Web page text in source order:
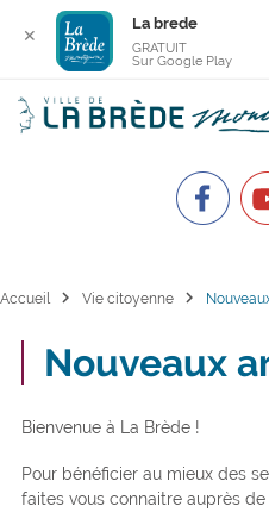
Accueil chevron_right Vie citoyenne chevron_right
Nouveaux
Bienvenue à La Brède !
Pour bénéficier au mieux des
faites vous connaitre auprès de
✕
La brede
GRATUIT
Sur Google Play